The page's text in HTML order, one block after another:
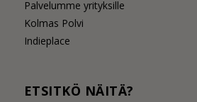
Palvelumme yrityksille
Kolmas Polvi
Indieplace
ETSITKÖ NÄITÄ?